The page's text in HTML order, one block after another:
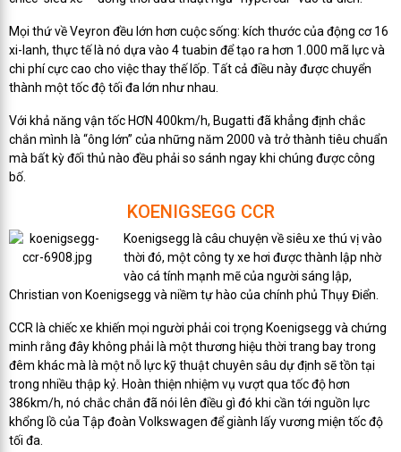
Mọi thứ về Veyron đều lớn hơn cuộc sống: kích thước của động cơ 16
xi-lanh, thực tế là nó dựa vào 4 tuabin để tạo ra hơn 1.000 mã lực và
chi phí cực cao cho việc thay thế lốp. Tất cả điều này được chuyển
thành một tốc độ tối đa lớn như nhau.
Với khả năng vận tốc HƠN 400km/h, Bugatti đã khẳng định chắc
chắn mình là “ông lớn” của những năm 2000 và trở thành tiêu chuẩn
mà bất kỳ đối thủ nào đều phải so sánh ngay khi chúng được công
bố.
KOENIGSEGG CCR
Koenigsegg là câu chuyện về siêu xe thú vị vào
thời đó, một công ty xe hơi được thành lập nhờ
vào cá tính mạnh mẽ của người sáng lập,
Christian von Koenigsegg và niềm tự hào của chính phủ Thụy Điển.
CCR là chiếc xe khiến mọi người phải coi trọng Koenigsegg và chứng
minh rằng đây không phải là một thương hiệu thời trang bay trong
đêm khác mà là một nỗ lực kỹ thuật chuyên sâu dự định sẽ tồn tại
trong nhiều thập kỷ. Hoàn thiện nhiệm vụ vượt qua tốc độ hơn
386km/h, nó chắc chắn đã nói lên điều gì đó khi cần tới nguồn lực
khổng lồ của Tập đoàn Volkswagen để giành lấy vương miện tốc độ
tối đa.